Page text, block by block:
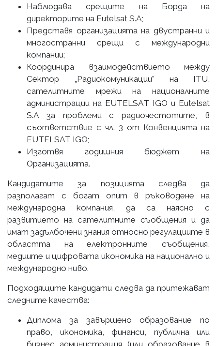
Наблюдава срещите на Борда на
директорите на Eutelsat S.A;
Представя организацията на двустранни и
многостранни срещи с международни
компании;
Координира взаимодействието между
Сектор „Радиокомуникации" на ITU,
сателитните мрежи на националните
администрации на EUTELSAT IGO и Eutelsat
S.A за проблеми с радиочестотите, в
съответствие с чл. 3 от Конвенцията на
EUTELSAT IGO;
Изготвя годишния бюджет на
Организацията.
Кандидатите за позицията следва да
разполагат с богат опит в ръководене на
международна компания, да са наясно с
развитието на сателитните съобщения и да
имат задълбочени знания относно регулациите в
областта на електронните съобщения,
медиите и цифровата икономика на национално и
международно ниво.
Подходящите кандидати следва да притежават
следните качества:
Диплома за завършено образование по
право, икономика, финанси, публична или
бизнес администрация (или образование в